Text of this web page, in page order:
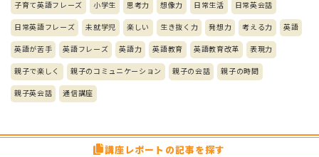
子育て英語フレーズ 小学生 思考力 想像力 日常生活 日常英会話
日常英語フレーズ 未就学児 楽しい 生き抜く力 発想力 考える力 英語
英語が苦手 英語フレーズ 英語力 英語教育 英語教育改革 表現力
親子で楽しく 親子のコミュニケーション 親子の会話 親子の時間
親子英会話 通信講座
講座レポートの記事を探す